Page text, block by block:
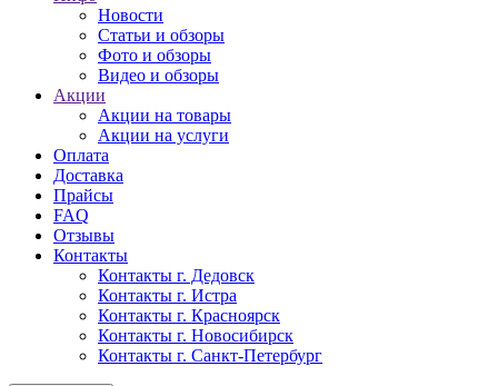
Новости
Статьи и обзоры
Фото и обзоры
Видео и обзоры
Акции
Акции на товары
Акции на услуги
Оплата
Доставка
Прайсы
FAQ
Отзывы
Контакты
Контакты г. Дедовск
Контакты г. Истра
Контакты г. Красноярск
Контакты г. Новосибирск
Контакты г. Санкт-Петербург